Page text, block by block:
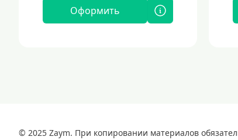
Оформить
© 2025 Zaym. При копировании материалов